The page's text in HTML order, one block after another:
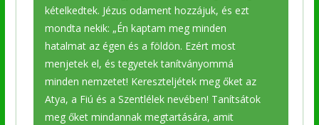
kételkedtek. Jézus odament hozzájuk, és ezt
mondta nekik: „Én kaptam meg minden
hatalmat az égen és a földön. Ezért most
menjetek el, és tegyetek tanítványommá
minden nemzetet! Kereszteljétek meg őket az
Atya, a Fiú és a Szentlélek nevében! Tanítsátok
meg őket mindannak megtartására, amit